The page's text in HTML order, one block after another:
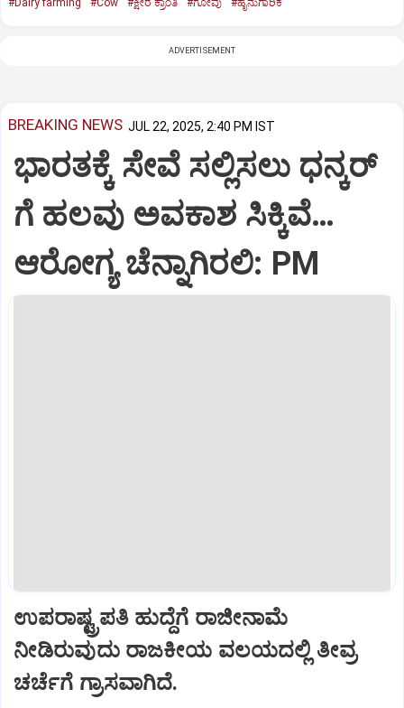
ADVERTISEMENT
BREAKING NEWS JUL 22, 2025, 2:40 PM IST
ಭಾರತಕ್ಕೆ ಸೇವೆ ಸಲ್ಲಿಸಲು ಧನ್ಕರ್‌
ಗೆ ಹಲವು ಅವಕಾಶ ಸಿಕ್ಕಿವೆ…
ಆರೋಗ್ಯ ಚೆನ್ನಾಗಿರಲಿ: PM
ಉಪರಾಷ್ಟ್ರಪತಿ ಹುದ್ದೆಗೆ ರಾಜೀನಾಮೆ
ನೀಡಿರುವುದು ರಾಜಕೀಯ ವಲಯದಲ್ಲಿ ತೀವ್ರ
ಚರ್ಚೆಗೆ ಗ್ರಾಸವಾಗಿದೆ.